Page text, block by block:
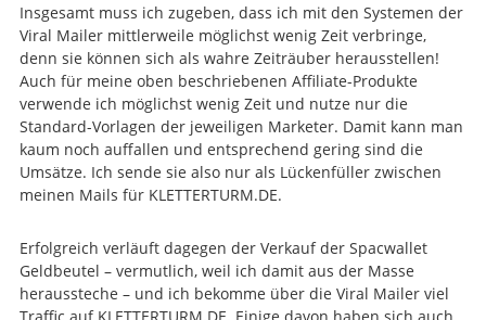
Insgesamt muss ich zugeben, dass ich mit den Systemen der
Viral Mailer mittlerweile möglichst wenig Zeit verbringe,
denn sie können sich als wahre Zeiträuber herausstellen!
Auch für meine oben beschriebenen Affiliate-Produkte
verwende ich möglichst wenig Zeit und nutze nur die
Standard-Vorlagen der jeweiligen Marketer. Damit kann man
kaum noch auffallen und entsprechend gering sind die
Umsätze. Ich sende sie also nur als Lückenfüller zwischen
meinen Mails für KLETTERTURM.DE.
Erfolgreich verläuft dagegen der Verkauf der Spacwallet
Geldbeutel – vermutlich, weil ich damit aus der Masse
heraussteche – und ich bekomme über die Viral Mailer viel
Traffic auf KLETTERTURM.DE. Einige davon haben sich auch